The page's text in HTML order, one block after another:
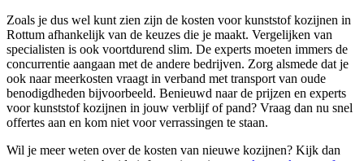
Zoals je dus wel kunt zien zijn de kosten voor kunststof kozijnen in
Rottum afhankelijk van de keuzes die je maakt. Vergelijken van
specialisten is ook voortdurend slim. De experts moeten immers de
concurrentie aangaan met de andere bedrijven. Zorg alsmede dat je
ook naar meerkosten vraagt in verband met transport van oude
benodigdheden bijvoorbeeld. Benieuwd naar de prijzen en experts
voor kunststof kozijnen in jouw verblijf of pand? Vraag dan nu snel
offertes aan en kom niet voor verrassingen te staan.
Wil je meer weten over de kosten van nieuwe kozijnen? Kijk dan